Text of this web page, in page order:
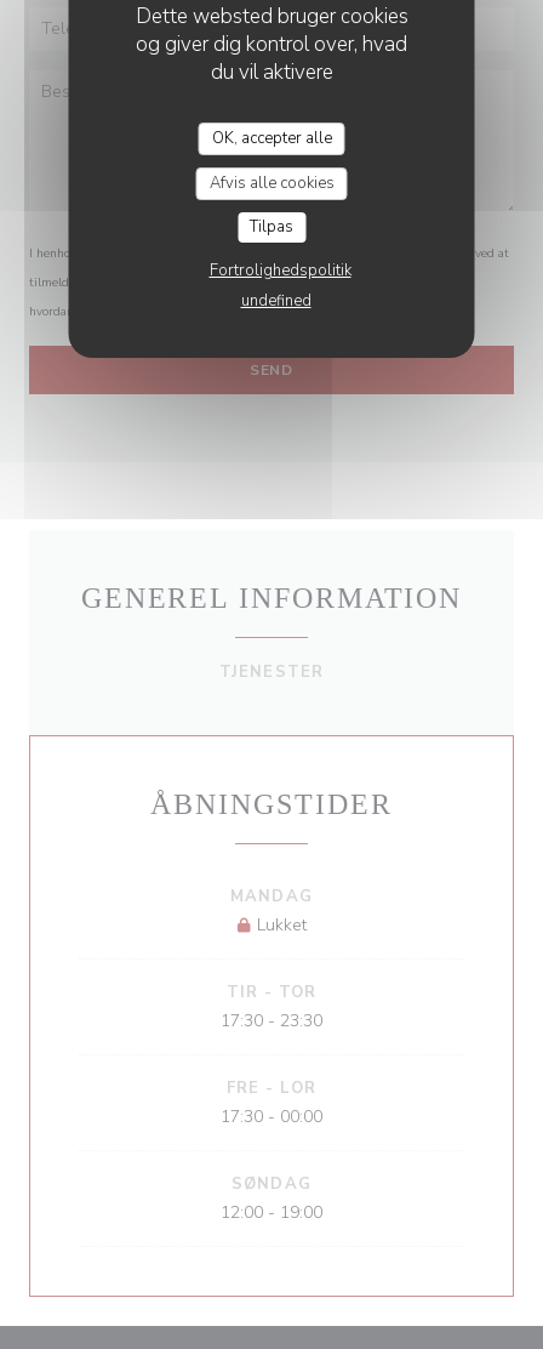
Dette websted bruger cookies
og giver dig kontrol over, hvad
du vil aktivere
OK, accepter alle
Afvis alle cookies
Tilpas
Fortrolighedspolitik
undefined
I henhold til markedsføringsloven kan du frabede dig uopfordrede henvendelser ved at
tilmelde dig Robinsonlisten:
borger.dk/robinsonlisten. For mere information om
hvordan vi behandler dine data, se voresprivatlivspolitik
GENEREL INFORMATION
TJENESTER
ÅBNINGSTIDER
MANDAG
Lukket
TIR - TOR
17:30 - 23:30
FRE - LOR
17:30 - 00:00
SØNDAG
12:00 - 19:00